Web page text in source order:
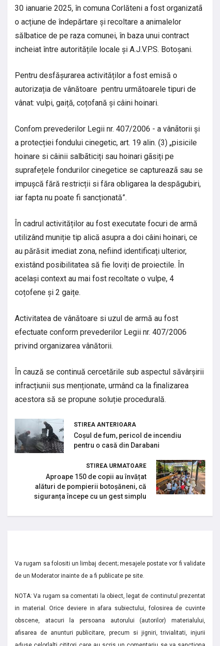
30 ianuarie 2025, în comuna Corlăteni a fost organizatã
o acțiune de îndepărtare și recoltare a animalelor
sălbatice de pe raza comunei, în baza unui contract
incheiat între autoritățile locale și A.J.V.P.S. Botoșani.
Pentru desfășurarea activităților a fost emisă o
autorizația de vânătoare pentru următoarele tipuri de
vânat: vulpi, gaiță, coțofană și câini hoinari.
Confom prevederilor Legii nr. 407/2006 - a vânãtorii și
a protecției fondului cinegetic, art. 19 alin. (3) „pisicile
hoinare si câinii salbãticiți sau hoinari gãsiți pe
suprafețele fondurilor cinegetice se captureazã sau se
impușcă fără restricții si făra obligarea la despăgubiri,
iar fapta nu poate fi sancționată”.
În cadrul activităților au fost executate focuri de armă
utilizând muniție tip alică asupra a doi câini hoinari, ce
au părăsit imediat zona, nefiind identificați ulterior,
existând posibilitatea să fie loviți de proiectile. În
același context au mai fost recoltate o vulpe, 4
coțofene și 2 gaițe.
Activitatea de vânătoare si uzul de armă au fost
efectuate conform prevederilor Legii nr. 407/2006
privind organizarea vânătorii.
În cauză se continuă cercetările sub aspectul săvârșirii
infracțiunii sus menționate, urmând ca la finalizarea
acestora să se propune soluție procedurală.
STIREA ANTERIOARA
Coșul de fum, pericol de incendiu
pentru o casă din Darabani
STIREA URMATOARE
Aproape 150 de copii au învățat
alături de pompierii botoșăneni, că
siguranța începe cu un gest simplu
Va rugam sa folositi un limbaj decent; mesajele postate vor fi validate
de un Moderator inainte de a fi publicate pe site.
NOTA: Va rugam sa comentati la obiect, legat de continutul prezentat
in material. Orice deviere in afara subiectului, folosirea de cuvinte
obscene, atacuri la persoana autorului (autorilor) materialului,
afisarea de anunturi publicitare, precum si jigniri, trivialitati, injurii